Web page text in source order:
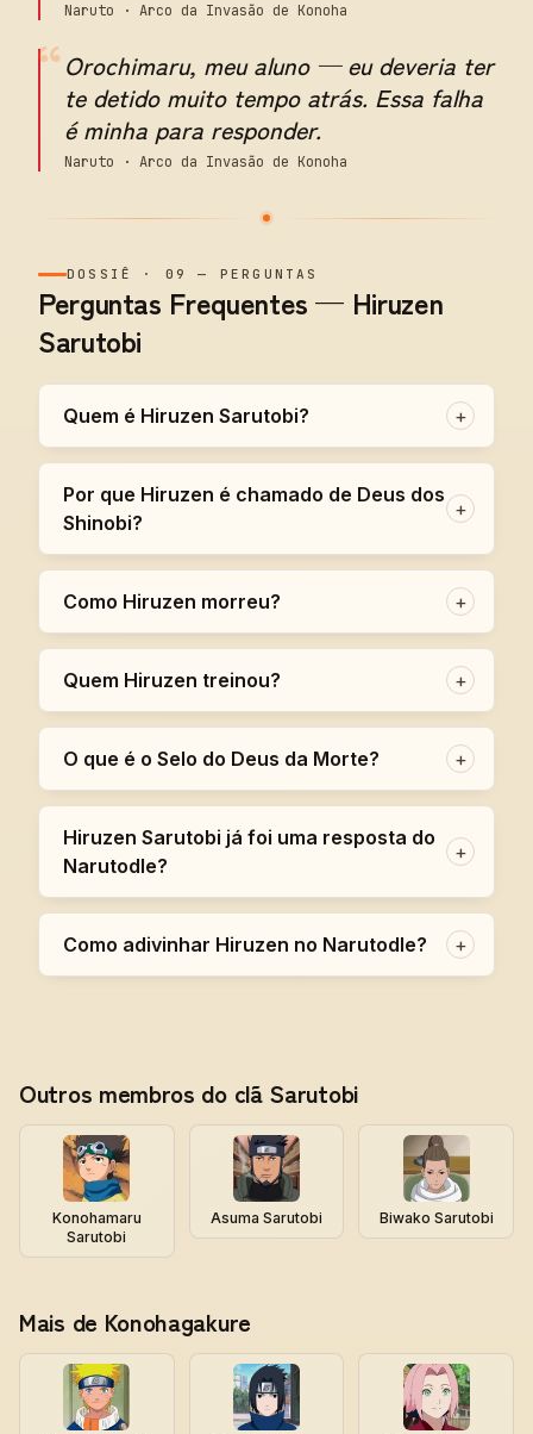
Naruto · Arco da Invasão de Konoha
“ Orochimaru, meu aluno — eu deveria ter
te detido muito tempo atrás. Essa falha
é minha para responder.
Naruto · Arco da Invasão de Konoha
DOSSIÊ · 09 — PERGUNTAS
Perguntas Frequentes — Hiruzen
Sarutobi
Quem é Hiruzen Sarutobi? +
Por que Hiruzen é chamado de Deus dos
Shinobi?
+
Como Hiruzen morreu? +
Quem Hiruzen treinou? +
O que é o Selo do Deus da Morte? +
Hiruzen Sarutobi já foi uma resposta do
Narutodle?
+
Como adivinhar Hiruzen no Narutodle? +
Outros membros do clã Sarutobi
Konohamaru
Sarutobi
Asuma Sarutobi Biwako Sarutobi
Mais de Konohagakure